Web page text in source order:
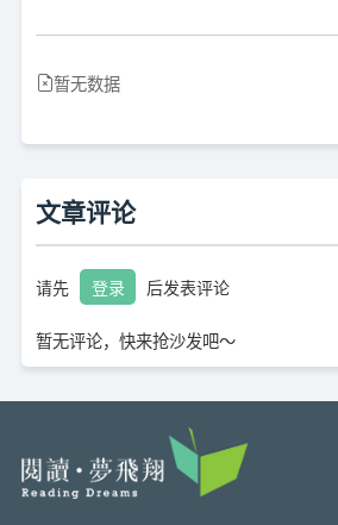
暂无数据
文章评论
请先 登录 后发表评论
暂无评论，快来抢沙发吧～